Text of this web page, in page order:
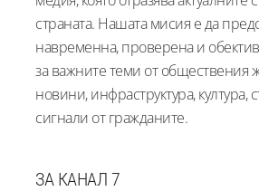
страната. Нашата мисия е да
навременна, проверена и
за важните теми от обществения
новини, инфраструктура, култура,
сигнали от гражданите.
ЗА КАНАЛ 7